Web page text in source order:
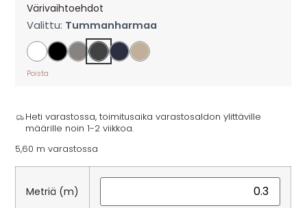
Värivaihtoehdot
Valittu: Tummanharmaa
Poista
Heti varastossa, toimitusaika varastosaldon ylittäville
määrille noin 1-2 viikkoa.
5,60 m varastossa
Metriä (m)